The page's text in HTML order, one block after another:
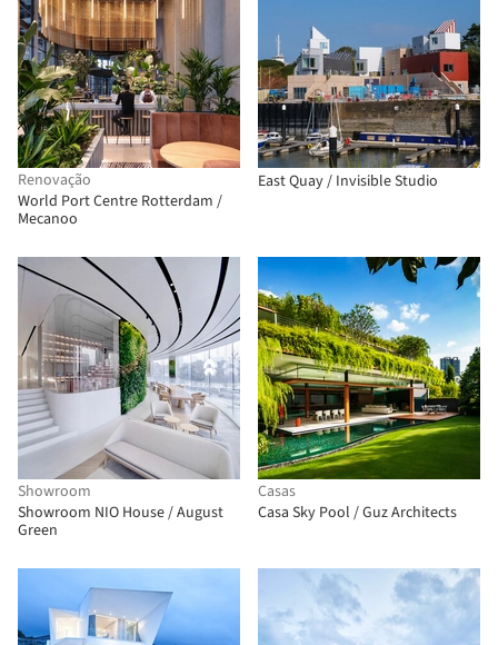
Renovação
World Port Centre Rotterdam /
Mecanoo
East Quay / Invisible Studio
Showroom
Showroom NIO House / August
Green
Casas
Casa Sky Pool / Guz Architects